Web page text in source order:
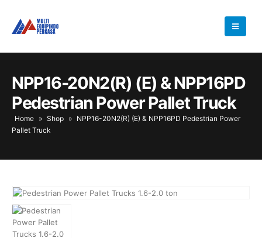
NPP16-20N2(R) (E) & NPP16PD
Pedestrian Power Pallet Truck
Home » Shop » NPP16-20N2(R) (E) & NPP16PD Pedestrian Power
Pallet Truck